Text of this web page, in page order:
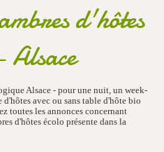
d'hôtes
Alsace
Alsace - pour une nuit, un week-
d'hôtes avec ou sans table d'hôte bio
toutes les annonces concernant
d'hôtes écolo présente dans la